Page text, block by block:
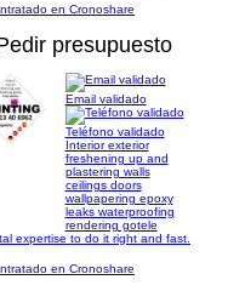
en Cronoshare
presupuesto
Email validado
Teléfono validado
Interior exterior
freshening up and
plastering walls
ceilings doors
wallpapering epoxy
leaks waterproofing
rendering gotele
expertise to do it right and fast.
en Cronoshare